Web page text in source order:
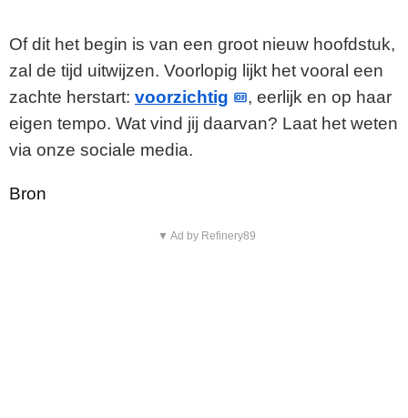
Of dit het begin is van een groot nieuw hoofdstuk,
zal de tijd uitwijzen. Voorlopig lijkt het vooral een
zachte herstart: voorzichtig
, eerlijk en op haar
eigen tempo. Wat vind jij daarvan? Laat het weten
via onze sociale media.
Bron
▼ Ad by Refinery89